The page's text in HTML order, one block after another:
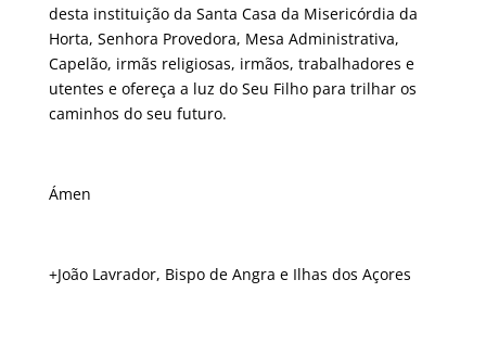
desta instituição da Santa Casa da Misericórdia da
Horta, Senhora Provedora, Mesa Administrativa,
Capelão, irmãs religiosas, irmãos, trabalhadores e
utentes e ofereça a luz do Seu Filho para trilhar os
caminhos do seu futuro.
Ámen
+João Lavrador, Bispo de Angra e Ilhas dos Açores